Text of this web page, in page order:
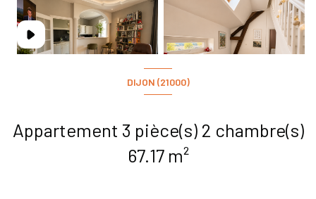
DIJON (21000)
Appartement 3 pièce(s) 2 chambre(s)
67.17 m²